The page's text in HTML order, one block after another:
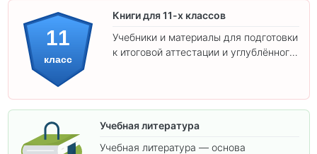
11
класс
Книги для 11-х классов
Учебники и материалы для подготовки
к итоговой аттестации и углублённого
Учебная литература
Учебная литература — основа